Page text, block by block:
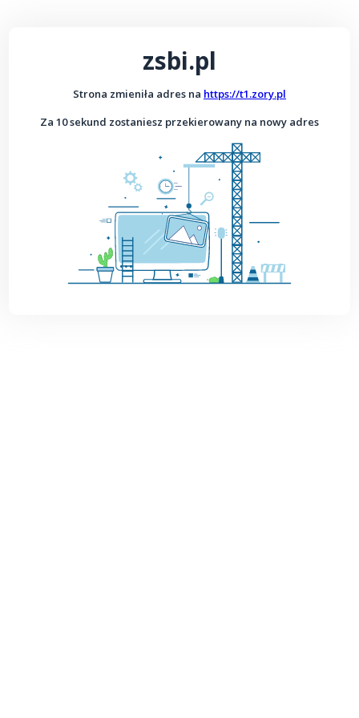
zsbi.pl
Strona zmieniła adres na https://t1.zory.pl
Za 10 sekund zostaniesz przekierowany na nowy adres